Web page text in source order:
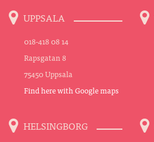
UPPSALA
018-418 08 14
Rapsgatan 8
75450 Uppsala
Find here with Google maps
HELSINGBORG